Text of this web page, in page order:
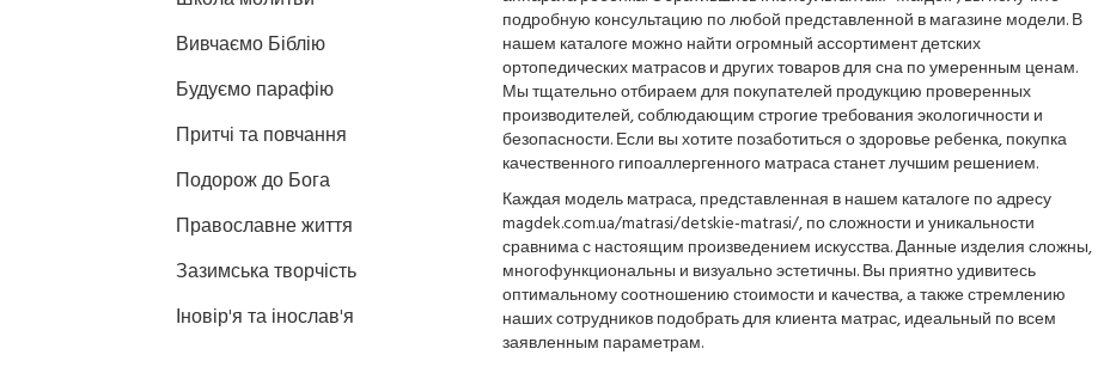
подробную консультацию по любой представленной в магазине модели. В
нашем каталоге можно найти огромный ассортимент детских
ортопедических матрасов и других товаров для сна по умеренным ценам.
Мы тщательно отбираем для покупателей продукцию проверенных
производителей, соблюдающим строгие требования экологичности и
безопасности. Если вы хотите позаботиться о здоровье ребенка, покупка
качественного гипоаллергенного матраса станет лучшим решением.
Каждая модель матраса, представленная в нашем каталоге по адресу
magdek.com.ua/matrasi/detskie-matrasi/, по сложности и уникальности
сравнима с настоящим произведением искусства. Данные изделия сложны,
многофункциональны и визуально эстетичны. Вы приятно удивитесь
оптимальному соотношению стоимости и качества, а также стремлению
наших сотрудников подобрать для клиента матрас, идеальный по всем
заявленным параметрам.
Вивчаємо Біблію
Будуємо парафію
Притчі та повчання
Подорож до Бога
Православне життя
Зазимська творчість
Іновір'я та інослав'я